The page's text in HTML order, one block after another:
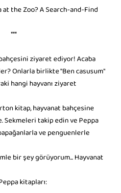
at the Zoo? A Search-and-Find
***
ziyaret ediyor! Acaba
Onlarla birlikte "Ben casusum"
hangi hayvanı ziyaret
kitap, hayvanat bahçesine
takip edin ve Peppa
ve penguenlerle
bir şey görüyorum... Hayvanat
kitapları: